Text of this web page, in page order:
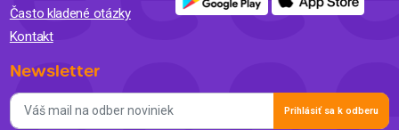
Často kladené otázky
Kontakt
Newsletter
Prihlásiť sa k odberu